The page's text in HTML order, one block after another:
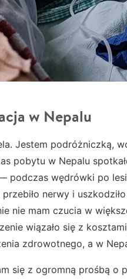
w Nepalu
Jestem podróżniczką,
pobytu w Nepalu
podczas wędrówki po
przebiło nerwy i
nie mam czucia w
wiązało się z
zdrowotnego, a w
się z ogromną prośbą o